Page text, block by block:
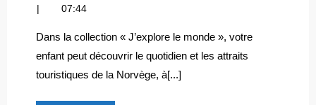
!
Norvège
!
07:44
Dans la collection « J’explore le monde », votre
enfant peut découvrir le quotidien et les attraits
touristiques de la Norvège, à[...]